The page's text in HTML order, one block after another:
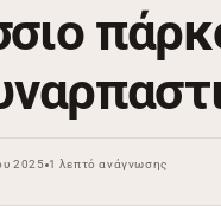
2025 1 λεπτό ανάγνωσης